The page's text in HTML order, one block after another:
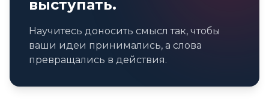
выступать.
Научитесь доносить смысл так, чтобы
ваши идеи принимались, а слова
превращались в действия.